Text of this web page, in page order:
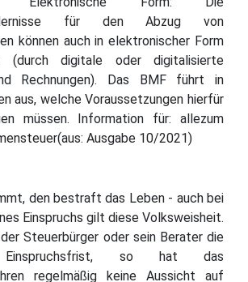
für den Abzug von
können auch in elektronischer Form
(durch digitale oder digitalisierte
Rechnungen). Das BMF führt in
aus, welche Voraussetzungen hierfür
müssen. Information für: allezum
Ausgabe 10/2021)
den bestraft das Leben - auch bei
Einspruchs gilt diese Volksweisheit.
Steuerbürger oder sein Berater die
Einspruchsfrist, so hat das
regelmäßig keine Aussicht auf